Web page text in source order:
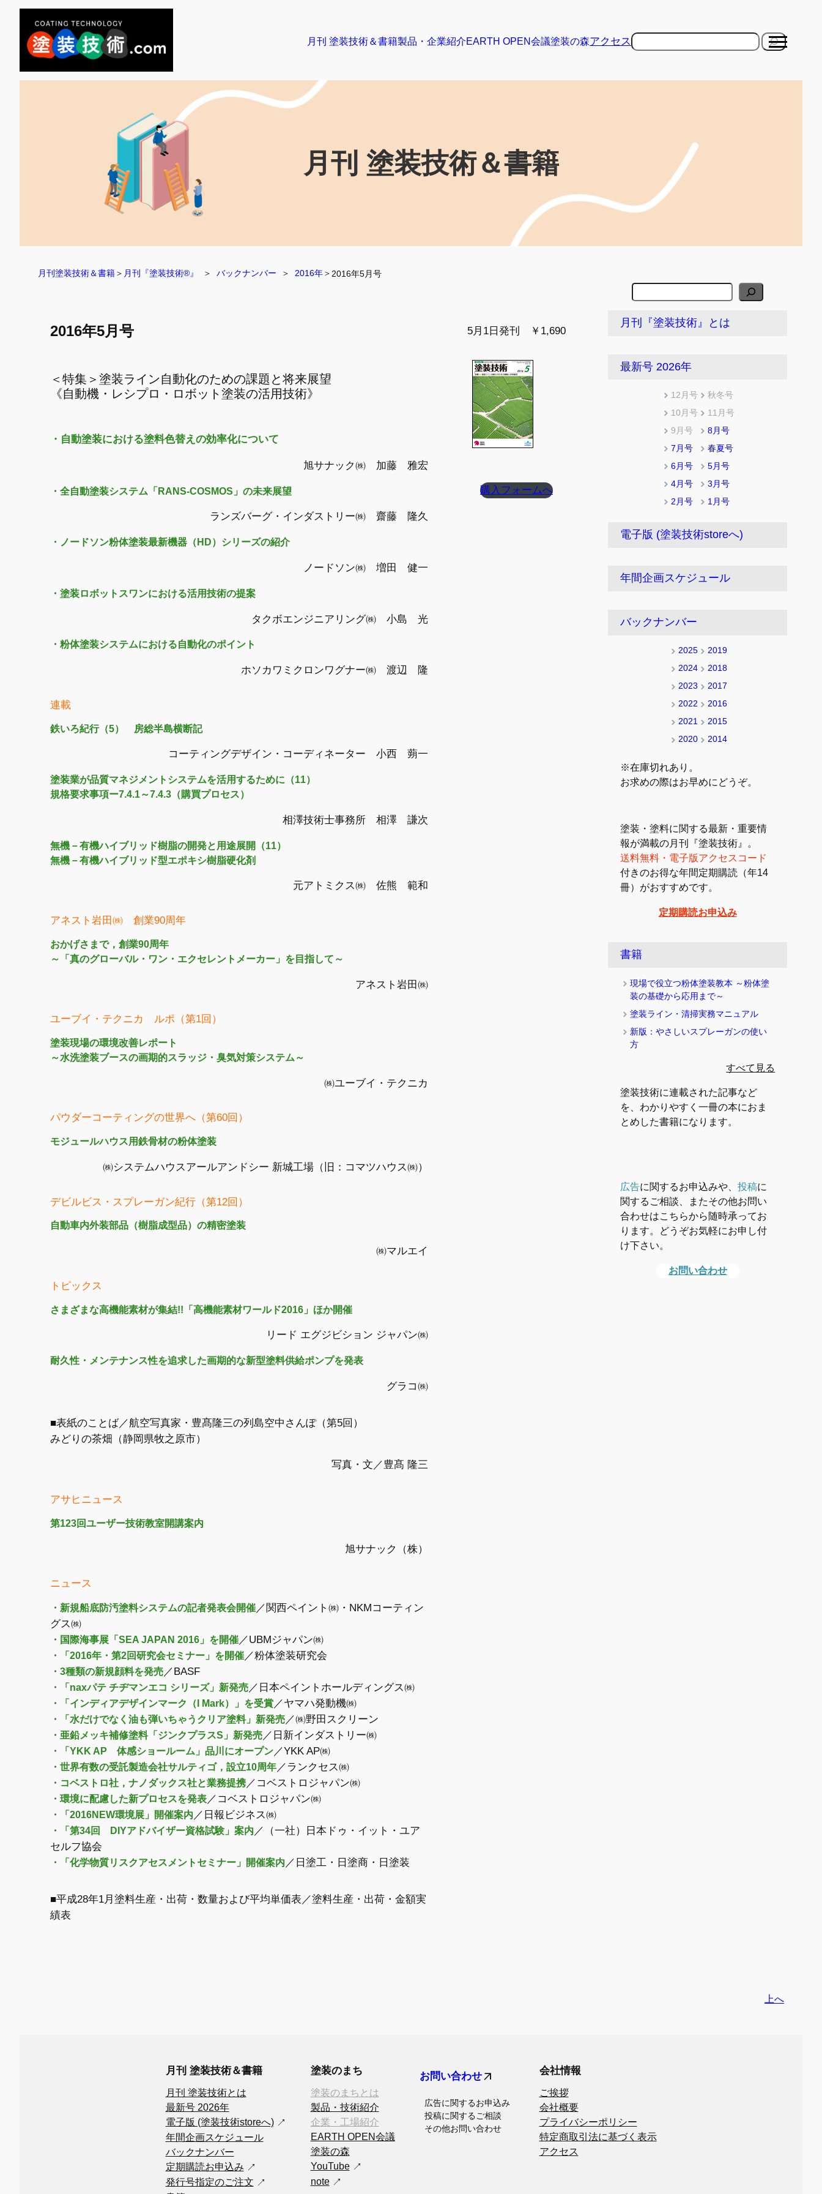
月刊 塗装技術＆書籍製品・企業紹介EARTH OPEN会議塗装の森アクセス検
月刊 塗装技術＆書籍
月刊塗装技術＆書籍＞ 月刊『塗装技術®』
  ＞
バックナンバー
  ＞
2016年＞ 2016年5月号
2016年5月号
＜特集＞塗装ライン自動化のための課題と将来展望
《自動機・レシプロ・ロボット塗装の活用技術》
・自動塗装における塗料色替えの効率化について
旭サナック㈱ 加藤 雅宏
・全自動塗装システム「RANS-COSMOS」の未来展望
ランズバーグ・インダストリー㈱ 齋藤 隆久
・ノードソン粉体塗装最新機器（HD）シリーズの紹介
ノードソン㈱ 増田 健一
・塗装ロボットスワンにおける活用技術の提案
タクボエンジニアリング㈱ 小島 光
・粉体塗装システムにおける自動化のポイント
ホソカワミクロンワグナー㈱ 渡辺 隆
連載
鉄いろ紀行（5） 房総半島横断記
コーティングデザイン・コーディネーター 小西 蒴一
塗装業が品質マネジメントシステムを活用するために（11）
規格要求事項ー7.4.1～7.4.3（購買プロセス）
相澤技術士事務所 相澤 謙次
無機－有機ハイブリッド樹脂の開発と用途展開（11）
無機－有機ハイブリッド型エポキシ樹脂硬化剤
元アトミクス㈱ 佐熊 範和
アネスト岩田㈱ 創業90周年
おかげさまで，創業90周年
～「真のグローバル・ワン・エクセレントメーカー」を目指して～
アネスト岩田㈱
ユーブイ・テクニカ ルポ（第1回）
塗装現場の環境改善レポート
～水洗塗装ブースの画期的スラッジ・臭気対策システム～
㈱ユーブイ・テクニカ
パウダーコーティングの世界へ（第60回）
モジュールハウス用鉄骨材の粉体塗装
㈱システムハウスアールアンドシー 新城工場（旧：コマツハウス㈱）
デビルビス・スプレーガン紀行（第12回）
自動車内外装部品（樹脂成型品）の精密塗装
㈱マルエイ
トピックス
さまざまな高機能素材が集結!!「高機能素材ワールド2016」ほか開催
リード エグジビション ジャパン㈱
耐久性・メンテナンス性を追求した画期的な新型塗料供給ポンプを発表
グラコ㈱
■表紙のことば／航空写真家・豊髙隆三の列島空中さんぽ（第5回）
みどりの茶畑（静岡県牧之原市）
写真・文／豊髙 隆三
アサヒニュース
第123回ユーザー技術教室開講案内
旭サナック（株）
ニュース
・新規船底防汚塗料システムの記者発表会開催／関西ペイント㈱・NKMコーティン
グス㈱
・国際海事展「SEA JAPAN 2016」を開催／UBMジャパン㈱
・「2016年・第2回研究会セミナー」を開催／粉体塗装研究会
・3種類の新規顔料を発売／BASF
・「naxパテ チヂマンエコ シリーズ」新発売／日本ペイントホールディングス㈱
・「インディアデザインマーク（I Mark）」を受賞／ヤマハ発動機㈱
・「水だけでなく油も弾いちゃうクリア塗料」新発売／㈱野田スクリーン
・亜鉛メッキ補修塗料「ジンクプラスS」新発売／日新インダストリー㈱
・「YKK AP 体感ショールーム」品川にオープン／YKK AP㈱
・世界有数の受託製造会社サルティゴ，設立10周年／ランクセス㈱
・コベストロ社，ナノダックス社と業務提携／コベストロジャパン㈱
・環境に配慮した新プロセスを発表／コベストロジャパン㈱
・「2016NEW環境展」開催案内 ／日報ビジネス㈱
・「第34回 DIYアドバイザー資格試験」案内 ／（一社）日本ドゥ・イット・ユア
セルフ協会
・「化学物質リスクアセスメントセミナー」開催案内 ／日塗工・日塗商・日塗装
■平成28年1月塗料生産・出荷・数量および平均単価表／塗料生産・出荷・金額実
績表
5月1日発刊 ￥1,690
購入フォームへ
月刊『塗装技術』とは
最新号 2026年
12月号
10月号
9月号
7月号
6月号
4月号
2月号
秋冬号
11月号
8月号
春夏号
5月号
3月号
1月号
電子版 (塗装技術storeへ)
年間企画スケジュール
バックナンバー
2025
2024
2023
2022
2021
2020
2019
2018
2017
2016
2015
2014
※在庫切れあり。
お求めの際はお早めにどうぞ。
塗装・塗料に関する最新・重要情
報が満載の月刊『塗装技術』。
送料無料・電子版アクセスコード
付きのお得な年間定期購読（年14
冊）がおすすめです。
定期購読お申込み
書籍
現場で役立つ粉体塗装教本 ～粉体塗
装の基礎から応用まで～
塗装ライン・清掃実務マニュアル
新版：やさしいスプレーガンの使い
方
すべて見る
塗装技術に連載された記事など
を、わかりやすく一冊の本におま
とめした書籍になります。
広告に関するお申込みや、投稿に
関するご相談、またその他お問い
合わせはこちらから随時承ってお
ります。どうぞお気軽にお申し付
け下さい。
お問い合わせ
上へ
月刊 塗装技術＆書籍
月刊 塗装技術とは
最新号 2026年
電子版 (塗装技術storeへ)
年間企画スケジュール
バックナンバー
定期購読お申込み
発行号指定のご注文
塗装のまち
塗装のまちとは
製品・技術紹介
企業・工場紹介
EARTH OPEN会議
塗装の森
YouTube
note
お問い合わせarrow_outward
広告に関するお申込み
投稿に関するご相談
その他お問い合わせ
会社情報
ご挨拶
会社概要
プライバシーポリシー
特定商取引法に基づく表示
アクセス